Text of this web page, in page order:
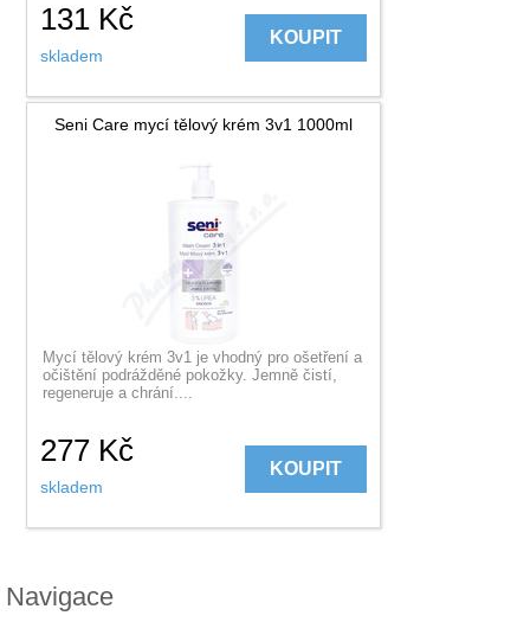
131 Kč
skladem
KOUPIT
Seni Care mycí tělový krém 3v1 1000ml
Mycí tělový krém 3v1 je vhodný pro ošetření a
očištění podrážděné pokožky. Jemně čistí,
regeneruje a chrání....
277 Kč
skladem
KOUPIT
Navigace